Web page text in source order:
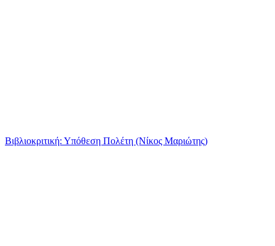
Βιβλιοκριτική: Υπόθεση Πολέτη (Νίκος Μαριώτης)